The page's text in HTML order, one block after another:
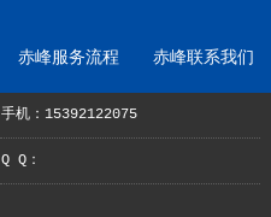
赤峰服务流程 赤峰联系我们
手机：15392122075
Q Q：